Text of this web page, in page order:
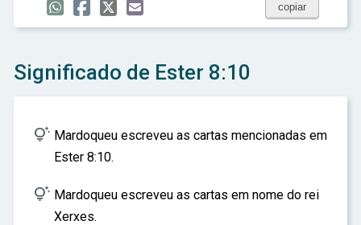
copiar
Significado de Ester 8:10
 Mardoqueu escreveu as cartas mencionadas em
Ester 8:10.
 Mardoqueu escreveu as cartas em nome do rei
Xerxes.